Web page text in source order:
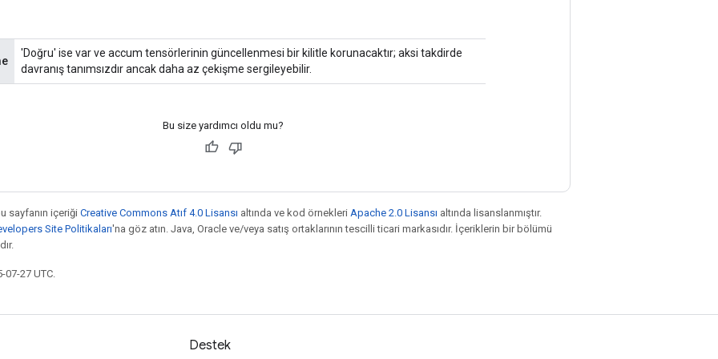
'Doğru' ise var ve accum tensörlerinin güncellenmesi bir kilitle korunacaktır; aksi takdirde
davranış tanımsızdır ancak daha az çekişme sergileyebilir.
Bu size yardımcı oldu mu?
sayfanın içeriği Creative Commons Atıf 4.0 Lisansı altında ve kod örnekleri Apache 2.0 Lisansı altında lisanslanmıştır.
Site Politikaları'na göz atın. Java, Oracle ve/veya satış ortaklarının tescilli ticari markasıdır. İçeriklerin bir bölümü
27 UTC.
Destek